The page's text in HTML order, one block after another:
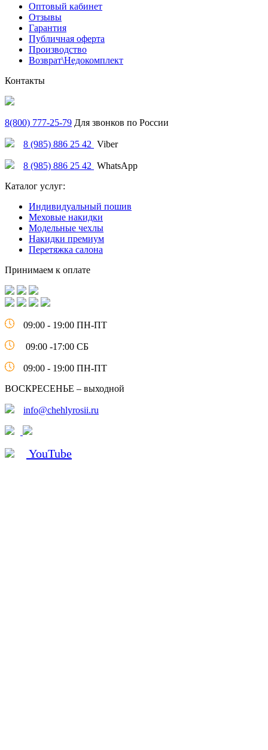
Оптовый кабинет
Отзывы
Гарантия
Публичная оферта
Производство
Возврат\Недокомплект
Контакты
8(800) 777-25-79 Для звонков по России
8 (985) 886 25 42 Viber
8 (985) 886 25 42 WhatsApp
Каталог услуг:
Индивидуальный пошив
Меховые накидки
Модельные чехлы
Накидки премиум
Перетяжка салона
Принимаем к оплате
09:00 - 19:00 ПН-ПТ
09:00 -17:00 СБ
09:00 - 19:00 ПН-ПТ
ВОСКРЕСЕНЬЕ – выходной
info@chehlyrosii.ru
YouTube